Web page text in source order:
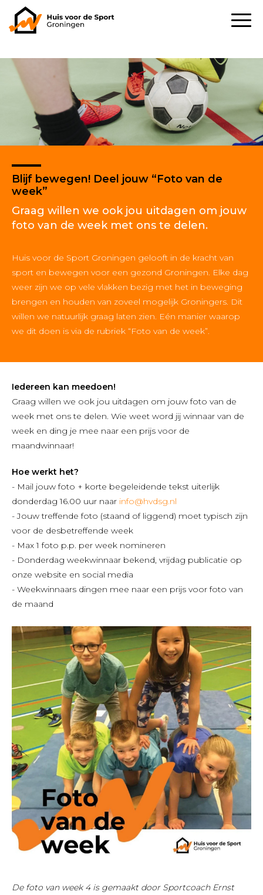
Blijf bewegen! Deel jouw “Foto van de
week”
Graag willen we ook jou uitdagen om jouw
foto van de week met ons te delen.
Huis voor de Sport Groningen gelooft in de kracht van
sport en bewegen voor een gezond Groningen. Elke dag
weer zijn we op vele vlakken bezig met het in beweging
brengen en houden van zoveel mogelijk Groningers. Dit
willen we natuurlijk graag laten zien. Eén manier waarop
we dit doen is via de rubriek “Foto van de week”.
Iedereen kan meedoen!
Graag willen we ook jou uitdagen om jouw foto van de
week met ons te delen. Wie weet word jij winnaar van de
week en ding je mee naar een prijs voor de
maandwinnaar!
Hoe werkt het?
- Mail jouw foto + korte begeleidende tekst uiterlijk
donderdag 16.00 uur naar info@hvdsg.nl
- Jouw treffende foto (staand of liggend) moet typisch zijn
voor de desbetreffende week
- Max 1 foto p.p. per week nomineren
- Donderdag weekwinnaar bekend, vrijdag publicatie op
onze website en social media
- Weekwinnaars dingen mee naar een prijs voor foto van
de maand
De foto van week 4 is gemaakt door Sportcoach Ernst